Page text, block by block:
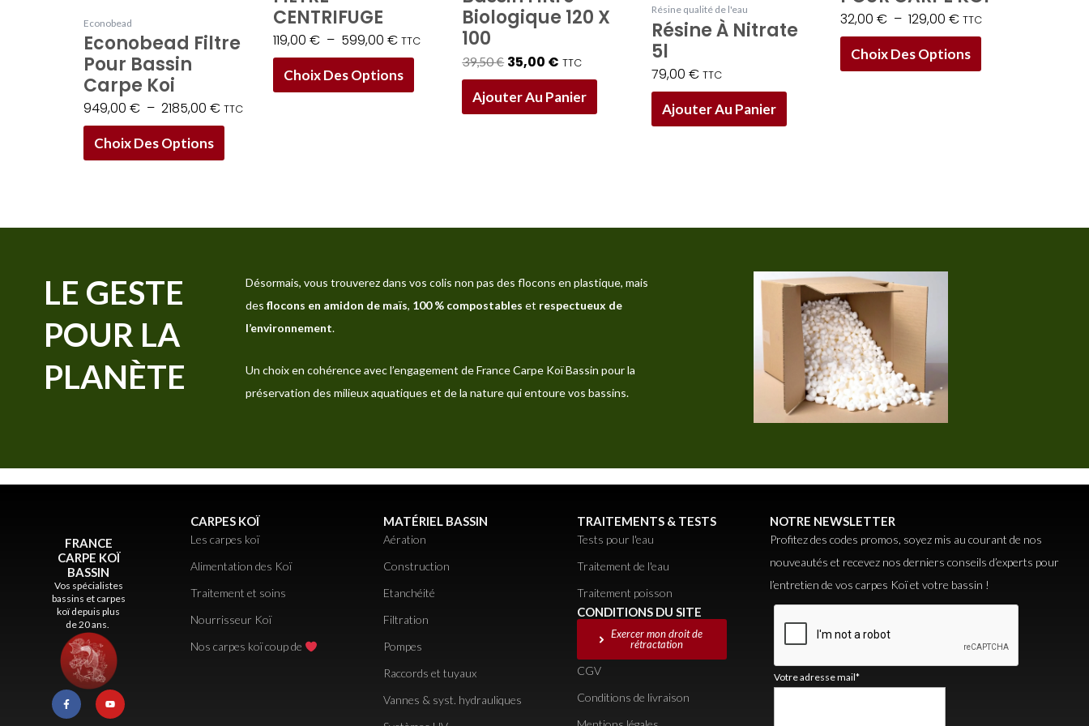
Econobead
Econobead Filtre
Pour Bassin
Carpe Koi
949,00€ – 2185,00€ TTC
Choix Des Options
page
CENTRIFUGE
119,00 € – 599,00 € TTC
Choix Des Options
page
du
Biologique 120 X
100
39,50€ 35,00 € TTC
Ajouter Au Panier
Résine qualité de l'eau
Résine À Nitrate
5l
79,00 € TTC
Ajouter Au Panier
32,00€ – 129,00€ TTC
Choix Des Options
la
page
LE GESTE
POUR LA
PLANÈTE
Désormais, vous trouverez dans vos colis non pas des flocons en plastique, mais
desflocons en amidon de maïs, 100 % compostables et respectueux de
l’environnement.
Un choix en cohérence avec l’engagement de France Carpe Koï Bassin pour la
préservation des milieux aquatiques et de la nature qui entoure vos bassins.
FRANCE
CARPE KOÏ
BASSIN
Vos spécialistes
bassins et carpes
koï depuis plus
de 20 ans.
F
a
c
e
Y
o
t
CARPES KOÏ
Les carpes koï
Alimentation des Koï
Traitement et soins
Nourrisseur Koï
Nos carpes koï coup de
MATÉRIEL BASSIN
Aération
Construction
Etanchéité
Filtration
Pompes
Raccords et tuyaux
Vannes & syst. hydrauliques
TRAITEMENTS & TESTS
Tests pour l'eau
Traitement de l'eau
Traitement poisson
CONDITIONS DU SITE
Exercer mon droit de
rétractation
CGV
Conditions de livraison
NOTRE NEWSLETTER
Profitez des codes promos, soyez mis au courant de nos
nouveautés et recevez nos derniers conseils d’experts pour
l’entretien de vos carpes Koï et votre bassin !
Votre adresse mail*